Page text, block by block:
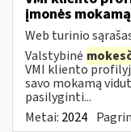
įmonės
Web turinio
Valstybinė
VMI kliento
savo mokamą
pasilyginti...
Metai: 2024